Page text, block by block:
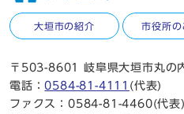
大垣市の紹介 市役所の
〒503-8601 岐阜県大垣市丸の
電話：0584-81-4111 (代表)
ファクス：0584-81-4460(代表)